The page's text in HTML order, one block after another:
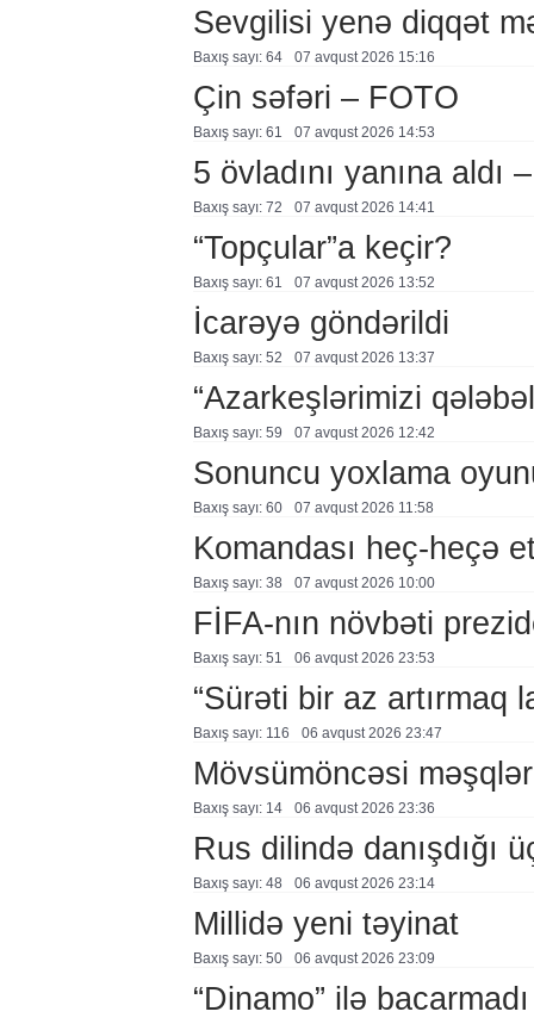
Sevgilisi yenə diqqət
Baxış sayı: 64 07 avqust 2026 15:16
Çin səfəri – FOTO
Baxış sayı: 61 07 avqust 2026 14:53
5 övladını yanına aldı
Baxış sayı: 72 07 avqust 2026 14:41
“Topçular”a keçir?
Baxış sayı: 61 07 avqust 2026 13:52
İcarəyə göndərildi
Baxış sayı: 52 07 avqust 2026 13:37
“Azarkeşlərimizi
Baxış sayı: 59 07 avqust 2026 12:42
Sonuncu yoxlama
Baxış sayı: 60 07 avqust 2026 11:58
Komandası heç-heçə
Baxış sayı: 38 07 avqust 2026 10:00
FİFA-nın növbəti
Baxış sayı: 51 06 avqust 2026 23:53
“Sürəti bir az artırmaq
Baxış sayı: 116 06 avqust 2026 23:47
Mövsümöncəsi
Baxış sayı: 14 06 avqust 2026 23:36
Rus dilində danışdığı
Baxış sayı: 48 06 avqust 2026 23:14
Millidə yeni təyinat
Baxış sayı: 50 06 avqust 2026 23:09
“Dinamo” ilə bacarmadı